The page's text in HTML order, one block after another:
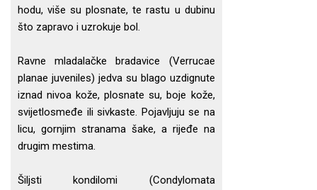
hodu, više su plosnate, te rastu u dubinu
što zapravo i uzrokuje bol.
Ravne mladalačke bradavice (Verrucae
planae juveniles) jedva su blago uzdignute
iznad nivoa kože, plosnate su, boje kože,
svijetlosmeđe ili sivkaste. Pojavljuju se na
licu, gornjim stranama šake, a rijeđe na
drugim mestima.
Šiljsti kondilomi (Condylomata